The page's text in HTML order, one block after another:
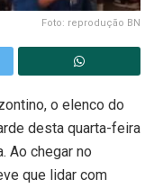
Foto: reprodução BN
o elenco do
desta quarta-feira
Ao chegar no
que lidar com